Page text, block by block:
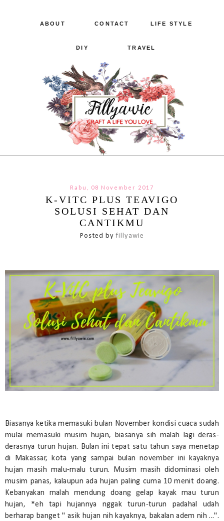
ABOUT CONTACT LIFE STYLE
DIY TRAVEL
Rabu, 08 November 2017
K-VITC PLUS TEAVIGO
SOLUSI SEHAT DAN
CANTIKMU
Posted byfillyawie
Biasanya ketika memasuki bulan November kondisi cuaca sudah
mulai memasuki musim hujan, biasanya sih malah lagi deras-
derasnya turun hujan. Bulan ini tepat satu tahun saya menetap
di Makassar, kota yang sampai bulan november ini kayaknya
hujan masih malu-malu turun. Musim masih didominasi oleh
musim panas, kalaupun ada hujan paling cuma 10 menit doang.
Kebanyakan malah mendung doang gelap kayak mau turun
hujan, *eh tapi hujannya nggak turun-turun padahal udah
berharap banget " asik hujan nih kayaknya, bakalan adem nih ...".